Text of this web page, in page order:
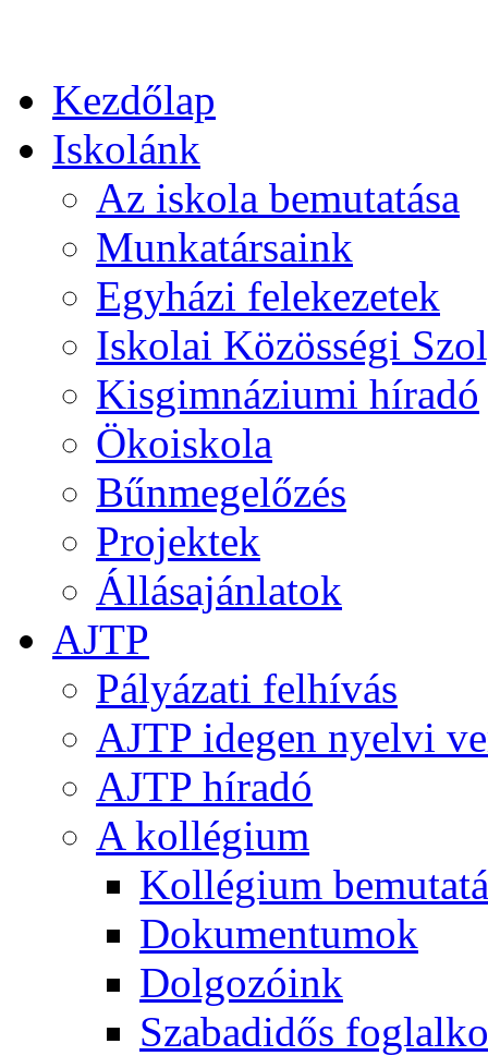
Kezdőlap
Iskolánk
Az iskola bemutatása
Munkatársaink
Egyházi felekezetek
Iskolai Közösségi
Kisgimnáziumi híradó
Ökoiskola
Bűnmegelőzés
Projektek
Állásajánlatok
AJTP
Pályázati felhívás
AJTP idegen nyelvi
AJTP híradó
A kollégium
Kollégium
Dokumentumok
Dolgozóink
Szabadidős